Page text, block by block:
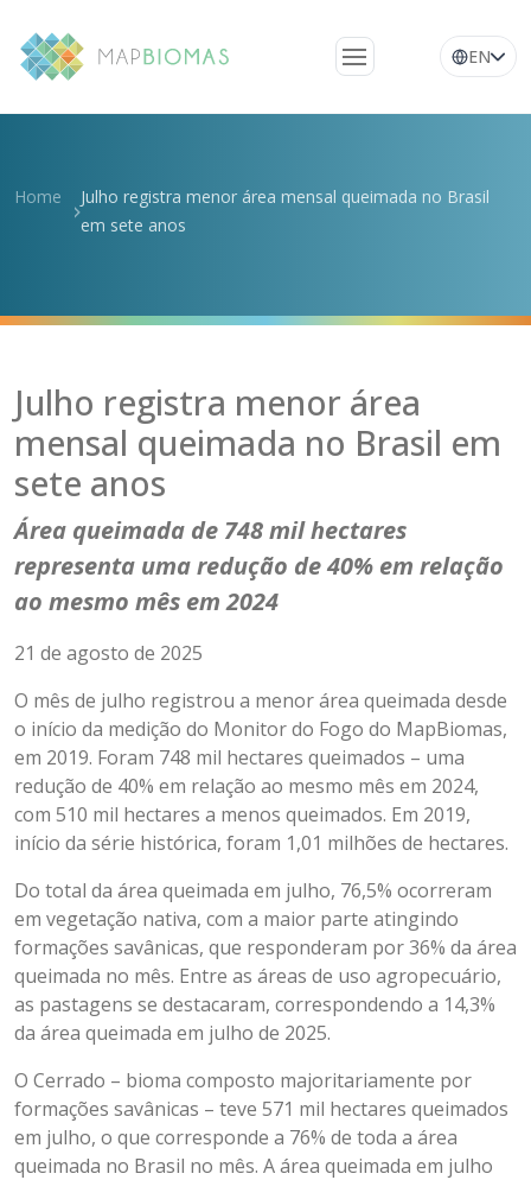
Notícias
EN
Home
Julho registra menor área mensal queimada no Brasil
em sete anos
Julho registra menor área
mensal queimada no Brasil em
sete anos
Área queimada de 748 mil hectares
representa uma redução de 40% em relação
ao mesmo mês em 2024
21 de agosto de 2025
O mês de julho registrou a menor área queimada desde
o início da medição do Monitor do Fogo do MapBiomas,
em 2019. Foram 748 mil hectares queimados – uma
redução de 40% em relação ao mesmo mês em 2024,
com 510 mil hectares a menos queimados. Em 2019,
início da série histórica, foram 1,01 milhões de hectares.
Do total da área queimada em julho, 76,5% ocorreram
em vegetação nativa, com a maior parte atingindo
formações savânicas, que responderam por 36% da área
queimada no mês. Entre as áreas de uso agropecuário,
as pastagens se destacaram, correspondendo a 14,3%
da área queimada em julho de 2025.
O Cerrado – bioma composto majoritariamente por
formações savânicas – teve 571 mil hectares queimados
em julho, o que corresponde a 76% de toda a área
queimada no Brasil no mês. A área queimada em julho